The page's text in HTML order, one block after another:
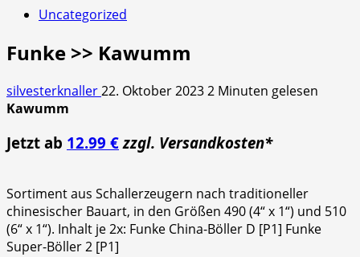
Uncategorized
Funke >> Kawumm
silvesterknaller22. Oktober 20232 Minuten gelesen
Kawumm
Jetzt ab 12.99 € zzgl. Versandkosten*
Sortiment aus Schallerzeugern nach traditioneller
chinesischer Bauart, in den Größen 490 (4“ x 1“) und 510
(6“ x 1“). Inhalt je 2x: Funke China-Böller D [P1] Funke
Super-Böller 2 [P1]